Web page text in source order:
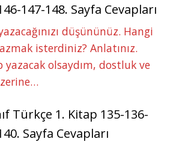
147-148. Sayfa Cevapları
düşününüz. Hangi
isterdiniz? Anlatınız.
yazacak olsaydım, dostluk ve
Türkçe 1. Kitap 135-136-
Sayfa Cevapları